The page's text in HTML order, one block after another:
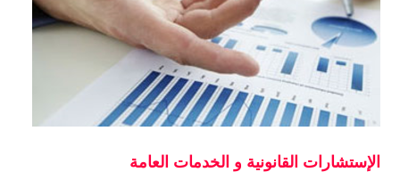
الإستشارات القانونية و الخدمات العامة